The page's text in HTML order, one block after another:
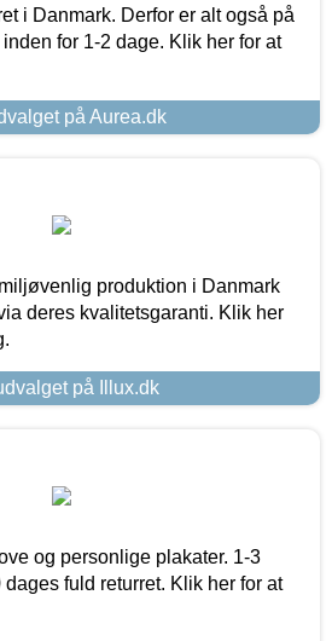
i Danmark. Derfor er alt også på
for 1-2 dage. Klik her for at
på Aurea.dk
produktion i Danmark
deres kvalitetsgaranti. Klik her
på Illux.dk
og personlige plakater. 1-3
fuld returret. Klik her for at